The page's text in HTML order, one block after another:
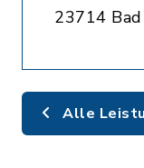
23714
Alle